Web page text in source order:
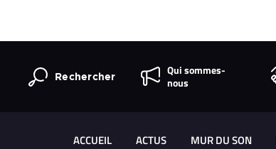
Rechercher
Qui sommes-
nous
ACCUEIL ACTUS MUR DU SON